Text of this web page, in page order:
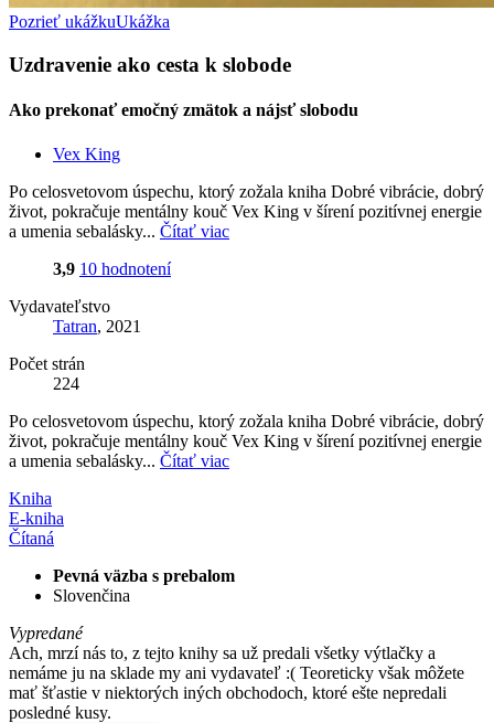
Pozrieť ukážkuUkážka
Uzdravenie ako cesta k slobode
Ako prekonať emočný zmätok a nájsť slobodu
Vex King
Po celosvetovom úspechu, ktorý zožala kniha Dobré vibrácie, dobrý
život, pokračuje mentálny kouč Vex King v šírení pozitívnej energie
a umenia sebalásky... Čítať viac
3,9 10 hodnotení
Vydavateľstvo
Tatran, 2021
Počet strán
224
Po celosvetovom úspechu, ktorý zožala kniha Dobré vibrácie, dobrý
život, pokračuje mentálny kouč Vex King v šírení pozitívnej energie
a umenia sebalásky... Čítať viac
Kniha
E-kniha
Čítaná
Pevná väzba s prebalom
Slovenčina
Vypredané
Ach, mrzí nás to, z tejto knihy sa už predali všetky výtlačky a
nemáme ju na sklade my ani vydavateľ :( Teoreticky však môžete
mať šťastie v niektorých iných obchodoch, ktoré ešte nepredali
posledné kusy.